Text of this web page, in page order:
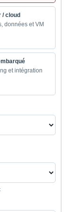
/ cloud
données et VM
et intégration